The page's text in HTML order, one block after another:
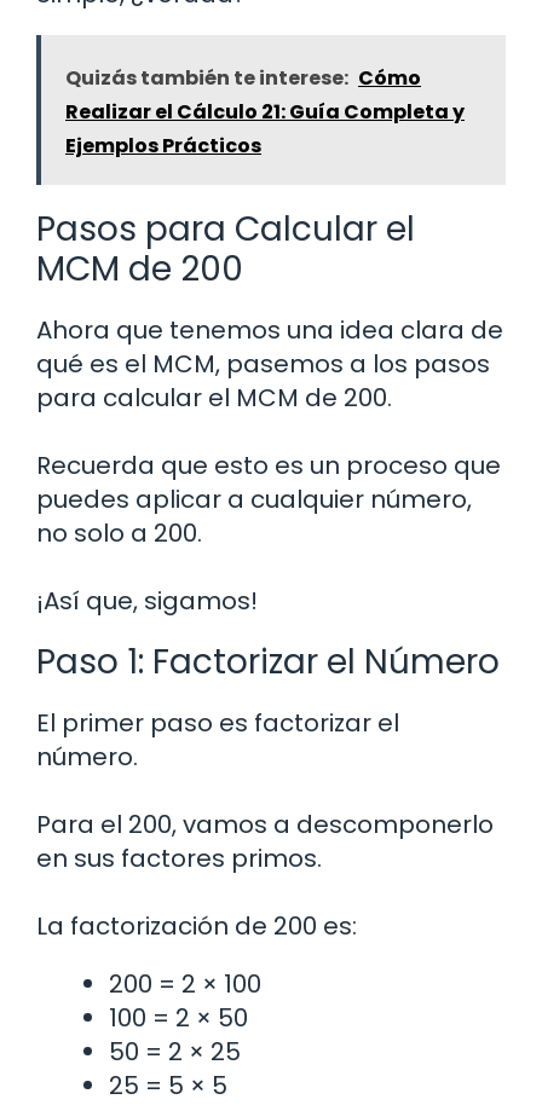
Quizás también te interese: Cómo
Realizar el Cálculo 21: Guía Completa y
Ejemplos Prácticos
Pasos para Calcular el
MCM de 200
Ahora que tenemos una idea clara de
qué es el MCM, pasemos a los pasos
para calcular el MCM de 200.
Recuerda que esto es un proceso que
puedes aplicar a cualquier número,
no solo a 200.
¡Así que, sigamos!
Paso 1: Factorizar el Número
El primer paso es factorizar el
número.
Para el 200, vamos a descomponerlo
en sus factores primos.
La factorización de 200 es:
200 = 2 × 100
100 = 2 × 50
50 = 2 × 25
25 = 5 × 5